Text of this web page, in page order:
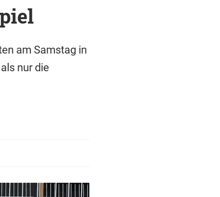
am Samstag in
nur die